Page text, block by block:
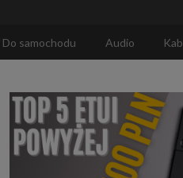
Do samochodu Audio